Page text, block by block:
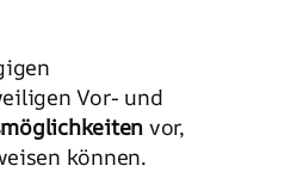
Vor- und
vor,
können.